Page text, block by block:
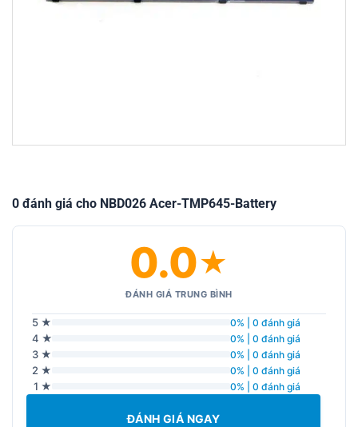
0 đánh giá cho NBD026 Acer-TMP645-Battery
0.0★
ĐÁNH GIÁ TRUNG BÌNH
5 ★ 0% | 0 đánh giá
4 ★ 0% | 0 đánh giá
3 ★ 0% | 0 đánh giá
2 ★ 0% | 0 đánh giá
1 ★ 0% | 0 đánh giá
ĐÁNH GIÁ NGAY